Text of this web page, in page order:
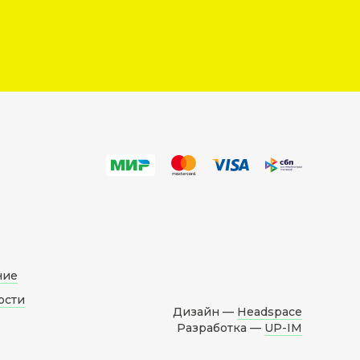
Дизайн — Headspace
Разработка — UP-IM